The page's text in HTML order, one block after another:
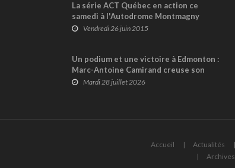
La série ACT Québec en action ce
samedi à l'Autodrome Montmagny
Vendredi 26 juin 2015
Un podium et une victoire à Edmonton :
Marc-Antoine Camirand creuse son
avance au sommet du championnat
Mardi 28 juillet 2026
Accueil Actualités
Archives